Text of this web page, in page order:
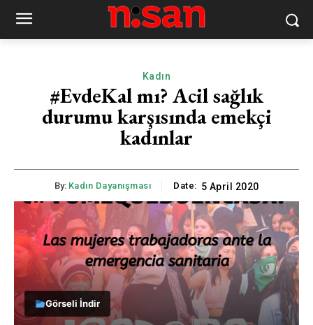
Kadın
#EvdeKal mı? Acil sağlık
durumu karşısında emekçi
kadınlar
By: Kadın Dayanışması Date: 5 April 2020
Görseli İndir